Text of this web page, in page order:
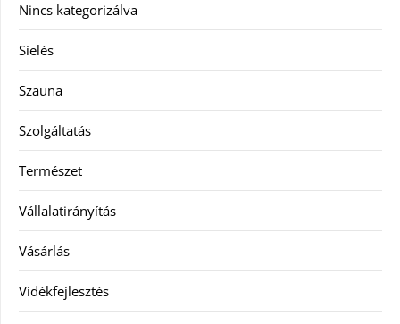
Nincs kategorizálva
Síelés
Szauna
Szolgáltatás
Természet
Vállalatirányítás
Vásárlás
Vidékfejlesztés